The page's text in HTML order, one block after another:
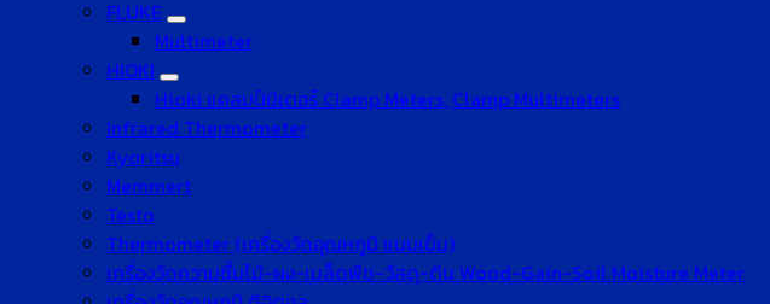
FLUKE
Multimeter
HIOKI
Hioki แคลมป์มิเตอร์ Clamp Meters, Clamp Multimeters
Infrared Thermometer
Kyoritsu
Memmert
Testo
Thermometer (เครื่องวัดอุณหภูมิ แบบเข็ม)
เครื่องวัดความชื้นไม้-ผง-เมล็ดพืช-วัสดุ-ดิน Wood-Gain-Soil Moisture Meter